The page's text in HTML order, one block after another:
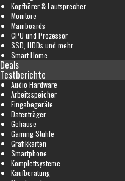
Kopfhörer & Lautsprecher
Monitore
Mainboards
CPU und Prozessor
SSD, HDDs und mehr
Smart Home
Deals
Testberichte
Audio Hardware
Arbeitsspeicher
Eingabegeräte
Datenträger
Gehäuse
Gaming Stühle
Grafikkarten
Smartphone
Komplettsysteme
Kaufberatung